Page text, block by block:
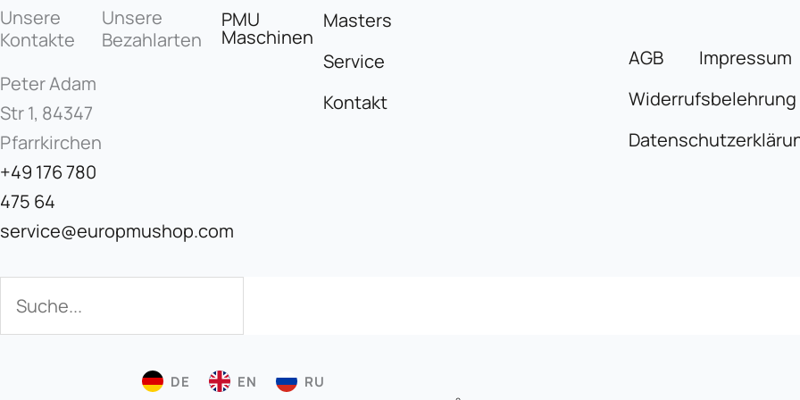
Unsere
Kontakte
Peter Adam
Str 1, 84347
Pfarrkirchen
+49 176 780
475 64
service@europmushop.com
Unsere
Bezahlarten
PMU
Maschinen
Masters
Service
Kontakt
AGB
Impressum
Widerrufsbelehrung
DE EN RU